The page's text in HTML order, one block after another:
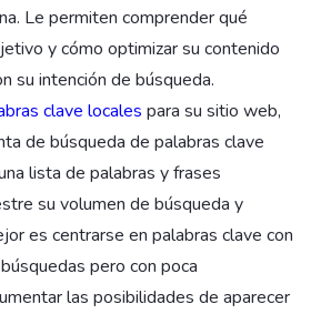
Le permiten comprender qué
y cómo optimizar su contenido
su intención de búsqueda.
clave locales para su sitio web,
de búsqueda de palabras clave
lista de palabras y frases
su volumen de búsqueda y
es centrarse en palabras clave con
pero con poca
las posibilidades de aparecer